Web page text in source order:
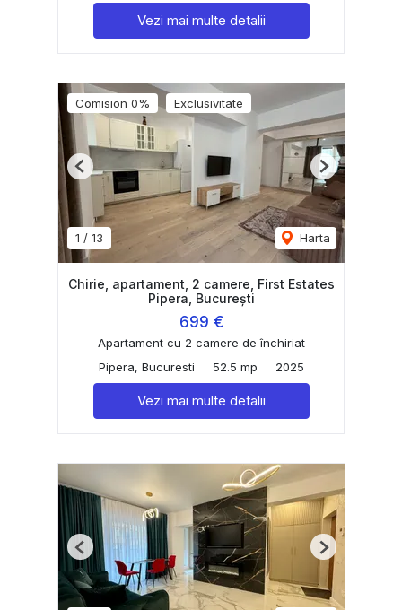
Vezi mai multe detalii
Comision 0% Exclusivitate
1 / 13 Harta
Previous Next
Chirie, apartament, 2 camere, First Estates
Pipera, București
699 €
Apartament cu 2 camere de închiriat
Pipera, Bucuresti
52.5 mp 2025
Vezi mai multe detalii
Previous Next